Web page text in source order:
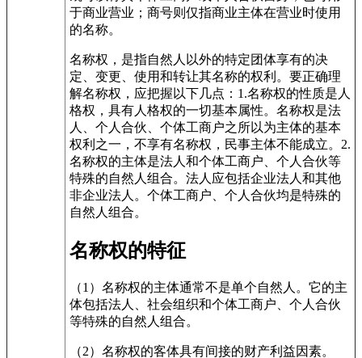
于商业营业；商号则仅指商业主体在营业时使用
的名称。
名称权，是指自然人以外的特定团体享有的决
定、变更、使用和转让其名称的权利。要正确理
解名称权，应把握以下几点：1.名称权的性质是人
格权，具有人格权的一切基本属性。名称权是法
人、个人合伙、个体工商户之所以为主体的基本
权利之一，不享有名称权，民事主体不能成立。2.
名称权的主体是法人和个体工商户、个人合伙等
特殊的自然人组合。法人应包括企业法人和其他
非企业法人。个体工商户、个人合伙均是特殊的
自然人组合。
名称权的特征
（1）名称权的主体通常不是单个自然人。它的主
体包括法人、社会组织和个体工商户、个人合伙
等特殊的自然人组合。
（2）名称权的客体具有间接的财产利益因素。